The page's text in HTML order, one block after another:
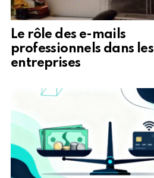
Le rôle des e-mails
professionnels dans les
entreprises